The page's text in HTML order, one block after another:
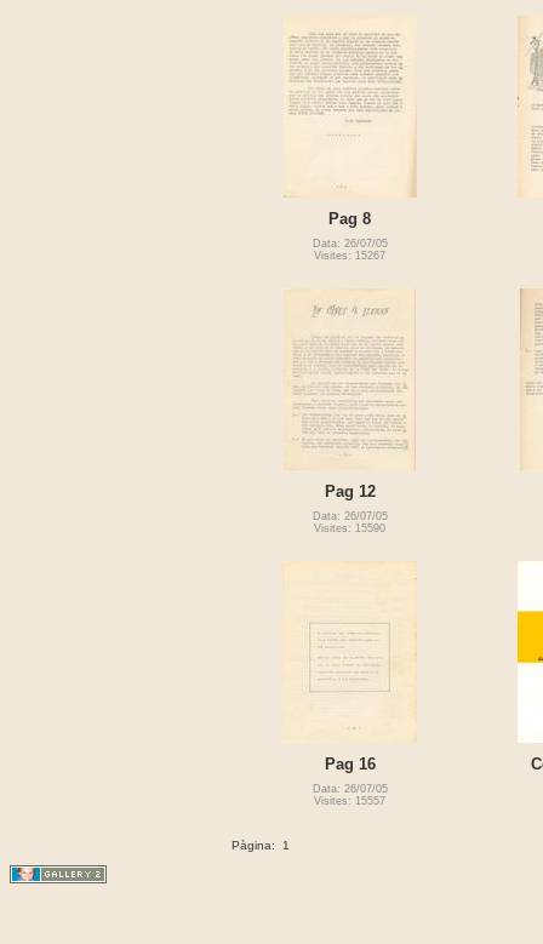
Pag 8
Data: 26/07/05
Visites: 15267
Pag 12
Data: 26/07/05
Visites: 15590
Pag 16
Data: 26/07/05
Visites: 15557
Pàgina: 1